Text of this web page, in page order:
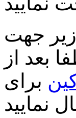
جهت
بعد از
برای